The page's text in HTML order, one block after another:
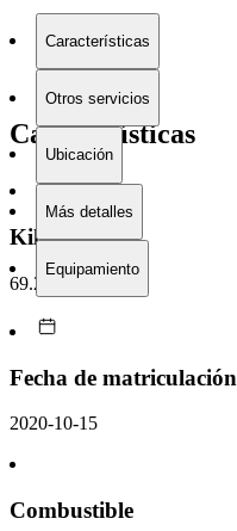
Características
Otros servicios
Ubicación
Más detalles
Equipamiento
Características
Kilometraje
69.295 km
Fecha de matriculación
2020-10-15
Combustible